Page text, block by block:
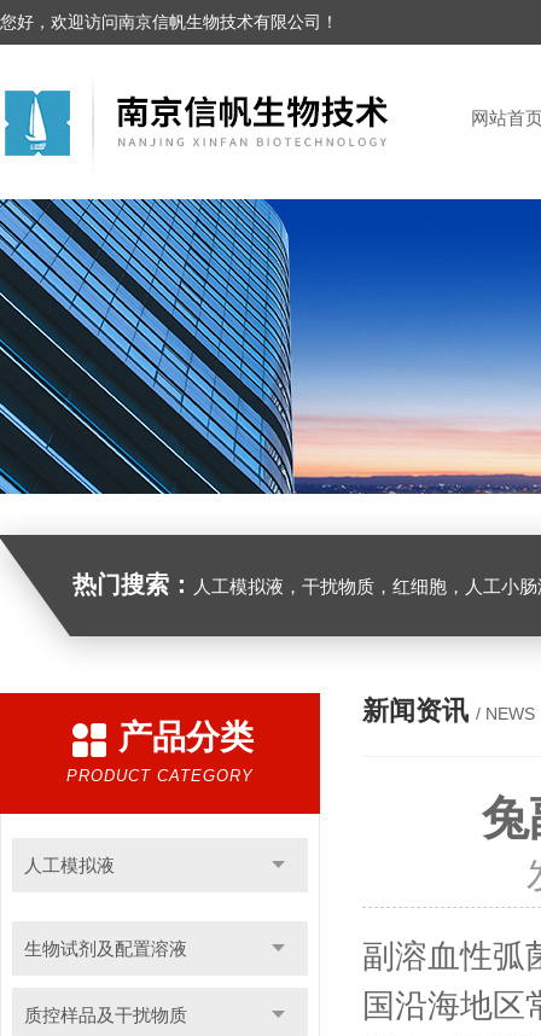
您好，欢迎访问南京信帆生物技术有限公司！
网站首
热门搜索： 人工模拟液，干扰物质，红细胞，人工小
产品分类
PRODUCT CATEGORY
人工模拟液
生物试剂及配置溶液
质控样品及干扰物质
新闻资讯 / NEWS
兔
副溶血性弧
国沿海地区